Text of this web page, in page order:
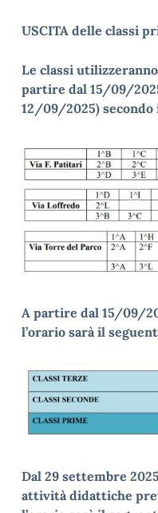
USCITA delle classi
Le classi
partire dal 15/09/
12/09/2025)
A partire dal 15/09/
l’orario sarà il
Dal 29 settembre
attività didattiche